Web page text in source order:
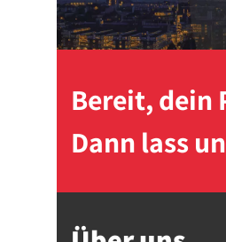
Bereit, dein
Dann lass